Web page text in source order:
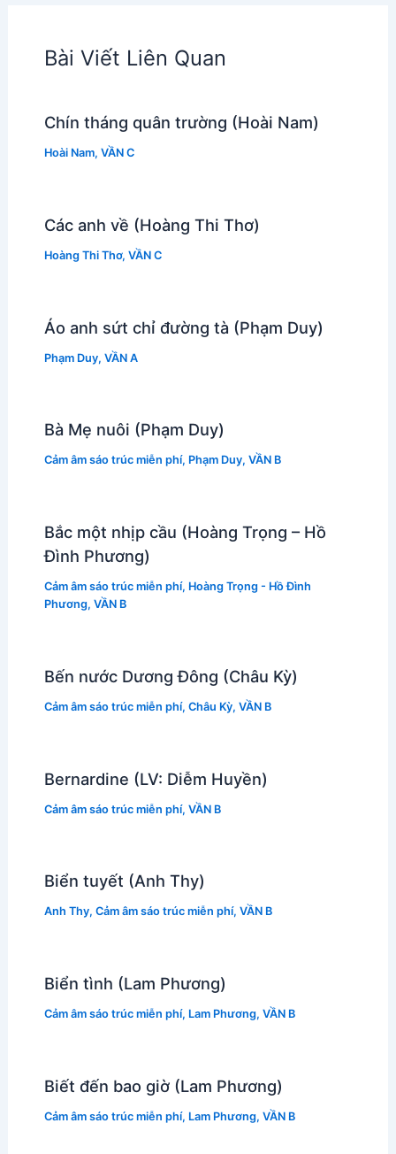
Bài Viết Liên Quan
Chín tháng quân trường (Hoài Nam)
Hoài Nam, VẦN C
Các anh về (Hoàng Thi Thơ)
Hoàng Thi Thơ, VẦN C
Áo anh sứt chỉ đường tà (Phạm Duy)
Phạm Duy, VẦN A
Bà Mẹ nuôi (Phạm Duy)
Cảm âm sáo trúc miễn phí, Phạm Duy, VẦN B
Bắc một nhịp cầu (Hoàng Trọng – Hồ
Đình Phương)
Cảm âm sáo trúc miễn phí, Hoàng Trọng - Hồ Đình
Phương, VẦN B
Bến nước Dương Đông (Châu Kỳ)
Cảm âm sáo trúc miễn phí, Châu Kỳ, VẦN B
Bernardine (LV: Diễm Huyền)
Cảm âm sáo trúc miễn phí, VẦN B
Biển tuyết (Anh Thy)
Anh Thy, Cảm âm sáo trúc miễn phí, VẦN B
Biển tình (Lam Phương)
Cảm âm sáo trúc miễn phí, Lam Phương, VẦN B
Biết đến bao giờ (Lam Phương)
Cảm âm sáo trúc miễn phí, Lam Phương, VẦN B